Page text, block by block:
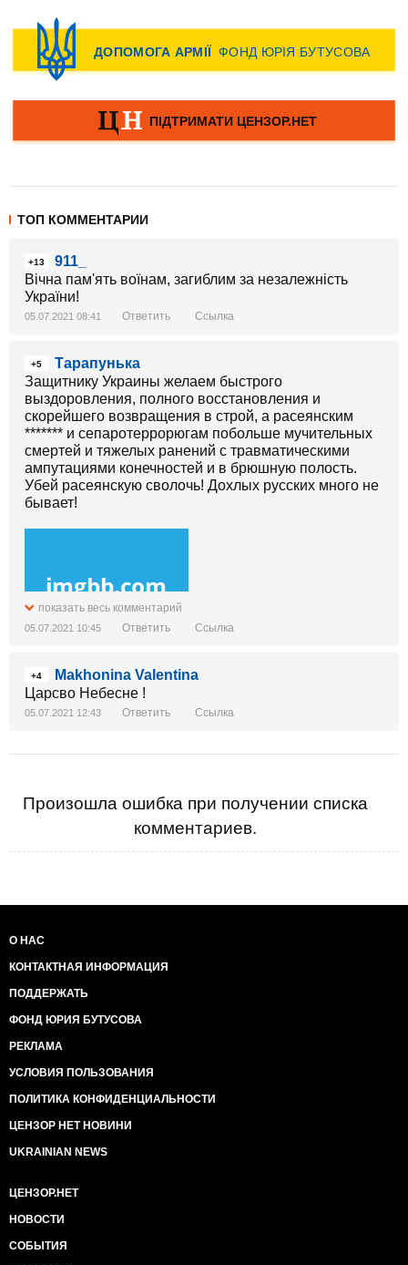
ТОП КОММЕНТАРИИ
+13
911_
Вічна пам'ять воїнам, загиблим за незалежність
України!
05.07.2021 08:41 Ответить Ссылка
+5
Тарапунька
Защитнику Украины желаем быстрого
выздоровления, полного восстановления и
скорейшего возвращения в строй, а расеянским
******* и сепаротеррорюгам побольше мучительных
смертей и тяжелых ранений с травматическими
ампутациями конечностей и в брюшную полость.
Убей расеянскую сволочь! Дохлых русских много не
бывает!
показать весь комментарий
05.07.2021 10:45 Ответить Ссылка
+4
Makhonina Valentina
Царсво Небесне !
05.07.2021 12:43 Ответить Ссылка
Произошла ошибка при получении списка
комментариев.
О НАС
КОНТАКТНАЯ ИНФОРМАЦИЯ
ПОДДЕРЖАТЬ
ФОНД ЮРИЯ БУТУСОВА
РЕКЛАМА
УСЛОВИЯ ПОЛЬЗОВАНИЯ
ПОЛИТИКА КОНФИДЕНЦИАЛЬНОСТИ
ЦЕНЗОР НЕТ НОВИНИ
UKRAINIAN NEWS
ЦЕНЗОР.НЕТ
НОВОСТИ
СОБЫТИЯ